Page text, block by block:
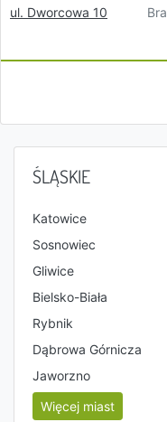
ul. Dworcowa 10
ŚLĄSKIE
Katowice
Sosnowiec
Gliwice
Bielsko-Biała
Rybnik
Dąbrowa Górnicza
Jaworzno
Więcej miast